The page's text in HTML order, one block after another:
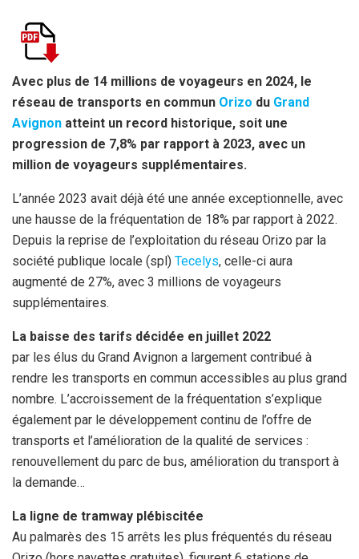
ce
b
o
o
k
n
g
e
A
p
p
Avec plus de 14 millions de voyageurs en 2024, le
réseau de transports en commun Orizo du Grand
Avignon atteint un record historique, soit une
progression de 7,8% par rapport à 2023, avec un
million de voyageurs supplémentaires.
L’année 2023 avait déjà été une année exceptionnelle, avec
une hausse de la fréquentation de 18% par rapport à 2022.
Depuis la reprise de l’exploitation du réseau Orizo par la
société publique locale (spl) Tecelys, celle-ci aura
augmenté de 27%, avec 3 millions de voyageurs
supplémentaires.
La baisse des tarifs décidée en juillet 2022
par les élus du Grand Avignon a largement contribué à
rendre les transports en commun accessibles au plus grand
nombre. L’accroissement de la fréquentation s’explique
également par le développement continu de l’offre de
transports et l’amélioration de la qualité de services :
renouvellement du parc de bus, amélioration du transport à
la demande…
La ligne de tramway plébiscitée
Au palmarès des 15 arrêts les plus fréquentés du réseau